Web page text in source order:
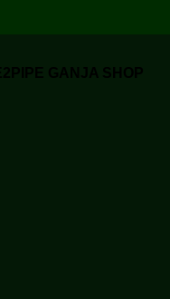
GANJA SHOP